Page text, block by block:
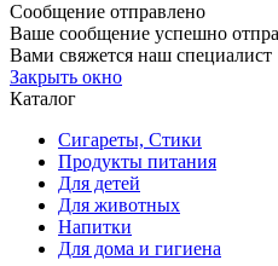
Сообщение отправлено
Ваше сообщение успешно
Вами свяжется наш специалист
Закрыть окно
Каталог
Сигареты, Стики
Продукты питания
Для детей
Для животных
Напитки
Для дома и гигиена